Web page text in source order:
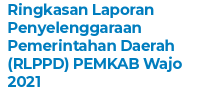
Ringkasan Laporan
Penyelenggaraan
Pemerintahan Daerah
(RLPPD) PEMKAB Wajo
2021